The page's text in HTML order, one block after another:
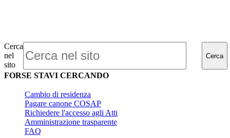
Cerca
nel
sito
Cerca
FORSE STAVI CERCANDO
Cambio di residenza
Pagare canone COSAP
Richiedere l'accesso agli Atti
Amministrazione trasparente
FAQ